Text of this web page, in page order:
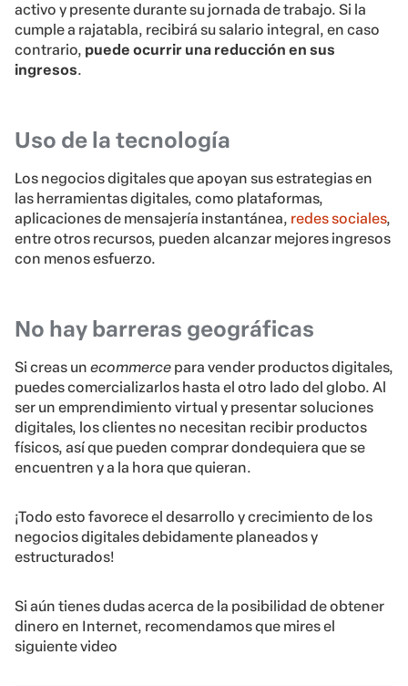
activo y presente durante su jornada de trabajo. Si la
cumple a rajatabla, recibirá su salario integral, en caso
contrario, puede ocurrir una reducción en sus
ingresos.
Uso de la tecnología
Los negocios digitales que apoyan sus estrategias en
las herramientas digitales, como plataformas,
aplicaciones de mensajería instantánea, redes sociales,
entre otros recursos, pueden alcanzar mejores ingresos
con menos esfuerzo.
No hay barreras geográficas
Si creas un ecommerce para vender productos digitales,
puedes comercializarlos hasta el otro lado del globo. Al
ser un emprendimiento virtual y presentar soluciones
digitales, los clientes no necesitan recibir productos
físicos, así que pueden comprar dondequiera que se
encuentren y a la hora que quieran.
¡Todo esto favorece el desarrollo y crecimiento de los
negocios digitales debidamente planeados y
estructurados!
Si aún tienes dudas acerca de la posibilidad de obtener
dinero en Internet, recomendamos que mires el
siguiente video